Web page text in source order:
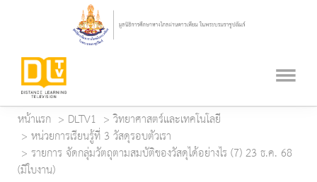
หน้าแรก DLTV1
วิทยาศาสตร์และเทคโนโลยี
หน่วยการเรียนรู้ที่ 3 วัสดุรอบตัวเรา
รายการ จัดกลุ่มวัตถุตามสมบัติของวัสดุได้อย่างไร (7) 23 ธ.ค. 68
(มีใบงาน)